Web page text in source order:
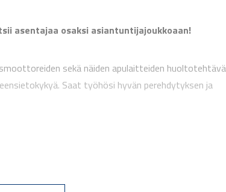
asentajaa osaksi asiantuntijajoukkoaan!
sekä näiden apulaitteiden
Saat työhösi hyvän perehdytyksen ja